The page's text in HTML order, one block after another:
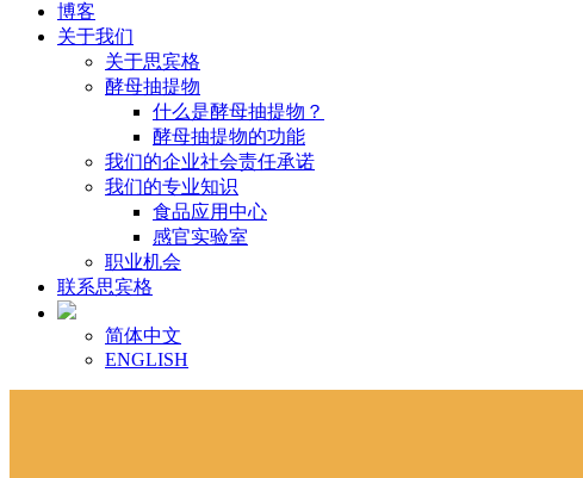
博客
关于我们
关于思宾格
酵母抽提物
什么是酵母抽提物？
酵母抽提物的功能
我们的企业社会责任承诺
我们的专业知识
食品应用中心
感官实验室
职业机会
联系思宾格
简体中文
ENGLISH